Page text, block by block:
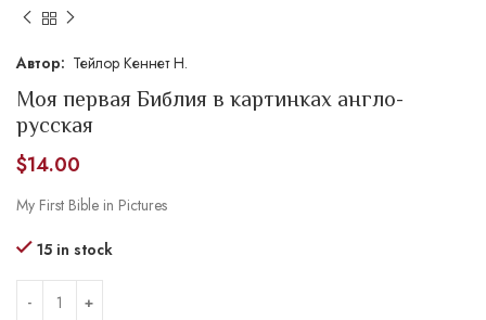
Тейлор Кеннет Н.
Моя первая Библия в картинках англо-
русская
$14.00
My First Bible in Pictures
15 in stock